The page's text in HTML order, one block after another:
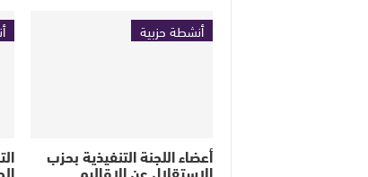
أنشطة حزبية
أعضاء اللجنة التنفيذية بحزب
الاستقلال عن الاقاليم